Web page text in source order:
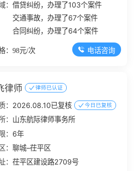
：借贷纠纷，办理了103个案件
交通事故，办理了67个案件
合同纠纷，办理了64个案件
：98元/次 电话咨询
律师 律师已认证
： 2026.08.10已复核 今日已复核
： 山东航际律师事务所
： 6年
：聊城–茌平区
：茌平区建设路2709号